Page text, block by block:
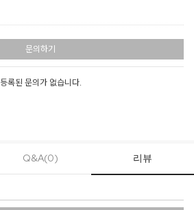
문의하기
등록된 문의가 없습니다.
Q&A(0) 리뷰